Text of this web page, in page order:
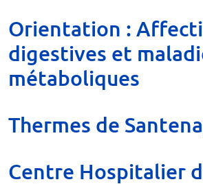
Orientation :
digestives et
métaboliques
Thermes de
Centre Hospitalier